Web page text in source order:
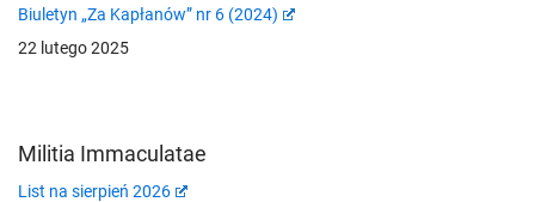
Biuletyn „Za Kapłanów” nr 6 (2024)
22 lutego 2025
Militia Immaculatae
List na sierpień 2026